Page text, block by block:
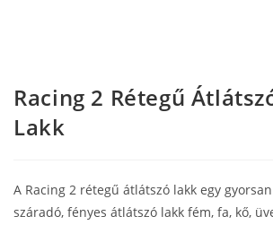
Racing 2 Rétegű
Lakk
A Racing 2 rétegű átlátszó lakk egy gyorsan
száradó, fényes átlátszó lakk fém, fa, kő,